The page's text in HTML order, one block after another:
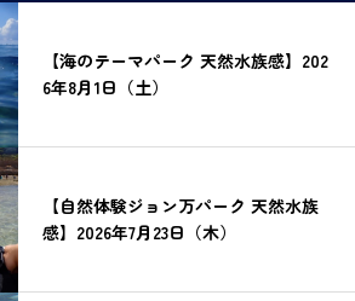
【海のテーマパーク 天然水族感】202
6年8月1日（土）
【自然体験ジョン万パーク 天然水族
感】2026年7月23日（木）